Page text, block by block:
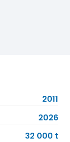
2011
2026
32 000 t